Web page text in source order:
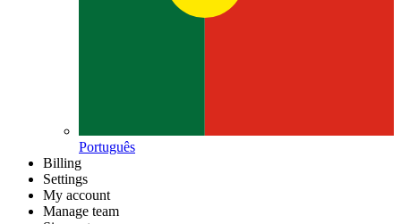
Português
Billing
Settings
My account
Manage team